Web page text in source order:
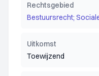
Rechtsgebied
Bestuursrecht;
Uitkomst
Toewijzend